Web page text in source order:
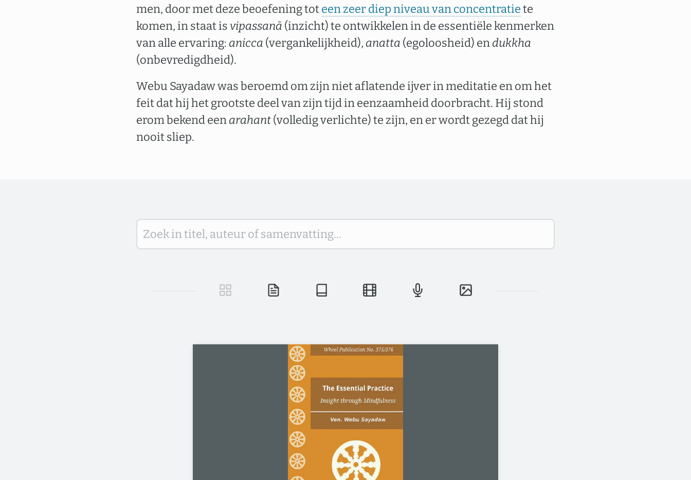
men, door met deze beoefening toteen zeer diep niveau van concentratiete
komen, in staat isvipassanā (inzicht) te ontwikkelen in de essentiële kenmerken
van alle ervaring: anicca (vergankelijkheid), anatta (egoloosheid) endukkha
(onbevredigdheid).
Webu Sayadaw was beroemd om zijn niet aflatende ijver in meditatie en om het
feit dat hij het grootste deel van zijn tijd in eenzaamheid doorbracht. Hij stond
erom bekend eenarahant(volledig verlichte) te zijn, en er wordt gezegd dat hij
nooit sliep.